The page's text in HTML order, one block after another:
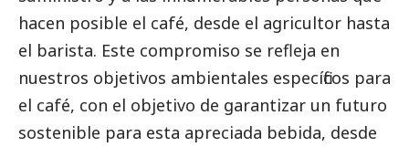
hacen posible el café, desde el agricultor hasta
el barista. Este compromiso se refleja en
nuestros objetivos ambientales específicos para
el café, con el objetivo de garantizar un futuro
sostenible para esta apreciada bebida, desde